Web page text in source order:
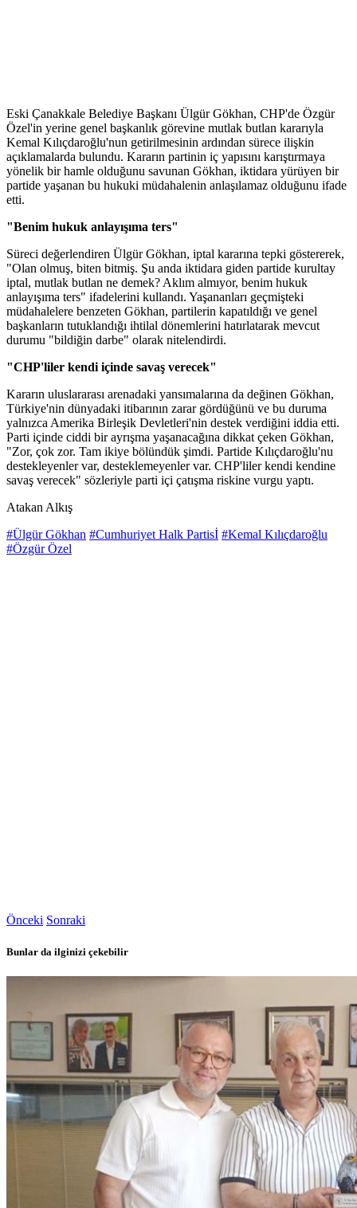
Eski Çanakkale Belediye Başkanı Ülgür Gökhan, CHP'de Özgür
Özel'in yerine genel başkanlık görevine mutlak butlan kararıyla
Kemal Kılıçdaroğlu'nun getirilmesinin ardından sürece ilişkin
açıklamalarda bulundu. Kararın partinin iç yapısını karıştırmaya
yönelik bir hamle olduğunu savunan Gökhan, iktidara yürüyen bir
partide yaşanan bu hukuki müdahalenin anlaşılamaz olduğunu ifade
etti.
"Benim hukuk anlayışıma ters"
Süreci değerlendiren Ülgür Gökhan, iptal kararına tepki göstererek,
"Olan olmuş, biten bitmiş. Şu anda iktidara giden partide kurultay
iptal, mutlak butlan ne demek? Aklım almıyor, benim hukuk
anlayışıma ters" ifadelerini kullandı. Yaşananları geçmişteki
müdahalelere benzeten Gökhan, partilerin kapatıldığı ve genel
başkanların tutuklandığı ihtilal dönemlerini hatırlatarak mevcut
durumu "bildiğin darbe" olarak nitelendirdi.
"CHP'liler kendi içinde savaş verecek"
Kararın uluslararası arenadaki yansımalarına da değinen Gökhan,
Türkiye'nin dünyadaki itibarının zarar gördüğünü ve bu duruma
yalnızca Amerika Birleşik Devletleri'nin destek verdiğini iddia etti.
Parti içinde ciddi bir ayrışma yaşanacağına dikkat çeken Gökhan,
"Zor, çok zor. Tam ikiye bölündük şimdi. Partide Kılıçdaroğlu'nu
destekleyenler var, desteklemeyenler var. CHP'liler kendi kendine
savaş verecek" sözleriyle parti içi çatışma riskine vurgu yaptı.
Atakan Alkış
#Ülgür Gökhan #Cumhuriyet Halk Partisİ #Kemal Kılıçdaroğlu
#Özgür Özel
Önceki Sonraki
Bunlar da ilginizi çekebilir